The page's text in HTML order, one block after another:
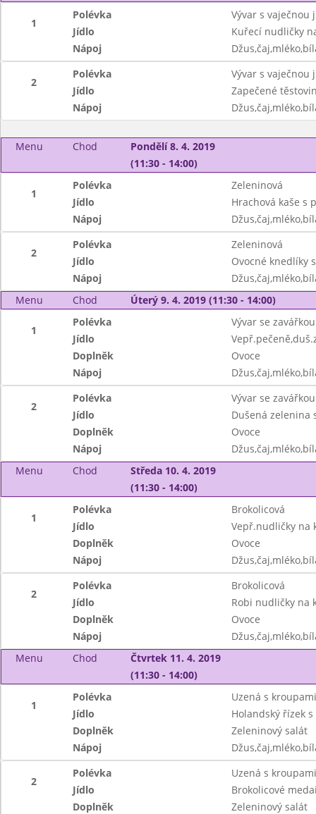
1
Polévka
Vývar s vaječnou
Jídlo
Kuřecí nudličky
Nápoj
2
Polévka
Vývar s vaječnou
Jídlo
Zapečené
Nápoj
Menu Chod
Pondělí 8. 4. 2019
(11:30 - 14:00)
1
Polévka
Zeleninová
Jídlo
Hrachová kaše s
Nápoj
2
Polévka
Zeleninová
Jídlo
Ovocné knedlíky
Nápoj
Menu
Chod Úterý 9. 4. 2019 (11:30 - 14:00)
1
Polévka
Vývar se zavářkou
Jídlo
Doplněk
Ovoce
Nápoj
2
Polévka
Vývar se zavářkou
Jídlo
Dušená zelenina
Doplněk
Ovoce
Nápoj
Menu
Chod
Středa 10. 4. 2019
(11:30 - 14:00)
1
Polévka
Brokolicová
Jídlo
Vepř.nudličky na
Doplněk
Ovoce
Nápoj
2
Polévka
Brokolicová
Jídlo
Robi nudličky na
Doplněk
Ovoce
Nápoj
Menu
Chod
Čtvrtek 11. 4. 2019
(11:30 - 14:00)
1
Polévka
Uzená s
Jídlo
Holandský řízek
Doplněk
Zeleninový salát
Nápoj
2
Polévka
Uzená s
Jídlo
Brokolicové
Doplněk
Zeleninový salát